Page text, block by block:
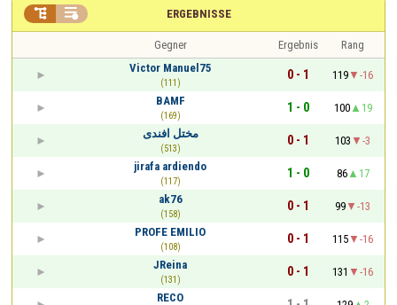
ERGEBNISSE
 
Gegner Ergebnis
Rang
Victor Manuel75
(111)
0 - 1 119
-16
BAMF
(169)
1 - 0 100
19
مختل افندى
(513)
0 - 1 103
-3
jirafa ardiendo
(117)
1 - 0 86
17
ak76
(158)
0 - 1 99
-13
PROFE EMILIO
(108)
0 - 1 115
-16
JReina
(131)
0 - 1 131
-16
RECO